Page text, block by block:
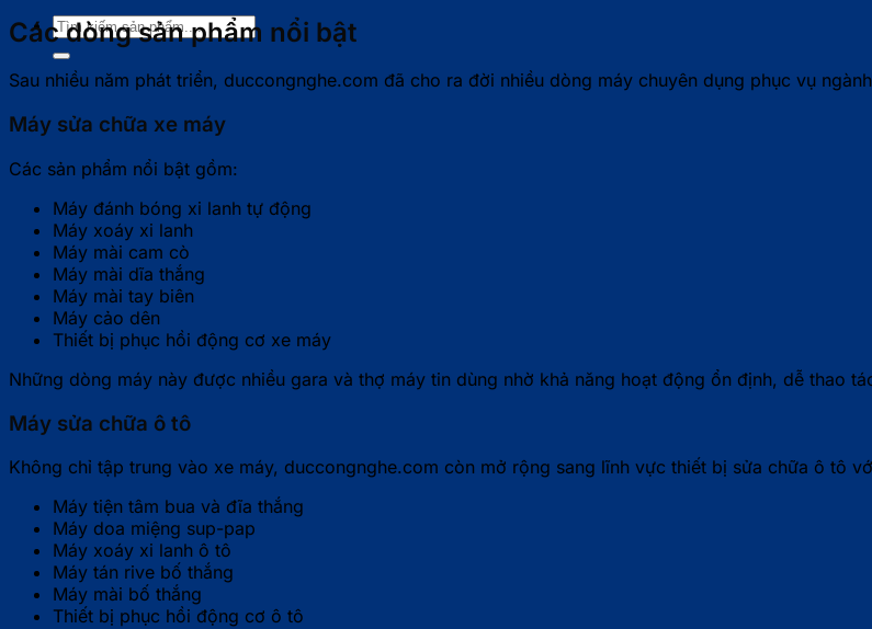
Tìm
kiếm:
Các dòng sản phẩm nổi bật
Sau nhiều năm phát triển, duccongnghe.com đã cho ra đời nhiều dòng máy chuyên dụng phục vụ
Máy sửa chữa xe máy
Các sản phẩm nổi bật gồm:
Máy đánh bóng xi lanh tự động
Máy xoáy xi lanh
Máy mài cam cò
Máy mài dĩa thắng
Máy mài tay biên
Máy cảo dên
Thiết bị phục hồi động cơ xe máy
Những dòng máy này được nhiều gara và thợ máy tin dùng nhờ khả năng hoạt động ổn định, dễ thao
Máy sửa chữa ô tô
Không chỉ tập trung vào xe máy, duccongnghe.com còn mở rộng sang lĩnh vực thiết bị sửa chữa ô tô
Máy tiện tâm bua và đĩa thắng
Máy doa miệng sup-pap
Máy xoáy xi lanh ô tô
Máy tán rive bố thắng
Máy mài bố thắng
Thiết bị phục hồi động cơ ô tô